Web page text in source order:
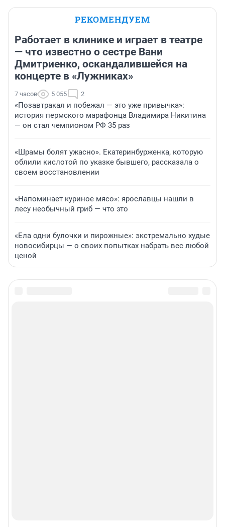
РЕКОМЕНДУЕМ
Работает в клинике и играет в театре
— что известно о сестре Вани
Дмитриенко, оскандалившейся на
концерте в «Лужниках»
7 часов 5 055 2
«Позавтракал и побежал — это уже привычка»:
история пермского марафонца Владимира Никитина
— он стал чемпионом РФ 35 раз
«Шрамы болят ужасно». Екатеринбурженка, которую
облили кислотой по указке бывшего, рассказала о
своем восстановлении
«Напоминает куриное мясо»: ярославцы нашли в
лесу необычный гриб — что это
«Ела одни булочки и пирожные»: экстремально худые
новосибирцы — о своих попытках набрать вес любой
ценой